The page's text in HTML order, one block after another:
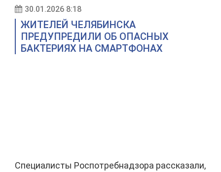
30.01.2026 8:18
ЖИТЕЛЕЙ ЧЕЛЯБИНСКА
ПРЕДУПРЕДИЛИ ОБ ОПАСНЫХ
БАКТЕРИЯХ НА СМАРТФОНАХ
Специалисты Роспотребнадзора рассказали,